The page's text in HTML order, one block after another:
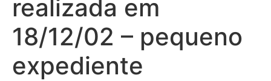
realizada em
18/12/02 – pequeno
expediente